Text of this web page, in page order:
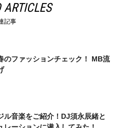
ARTICLES
記事
のファッションチェック！ MB流
ル音楽をご紹介！DJ須永辰緒と